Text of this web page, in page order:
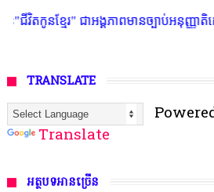
ជាអង្គភាពមានច្បាប់អនុញ្ញាតិដោយក្រសួងពា
TRANSLATE
Translate
អត្ថបទអានច្រើន